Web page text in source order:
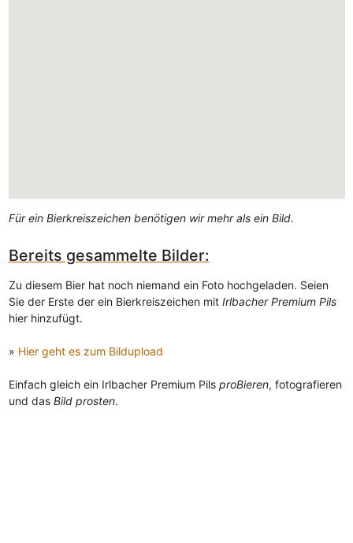
Für ein Bierkreiszeichen benötigen wir mehr als ein Bild.
Bereits gesammelte Bilder:
Zu diesem Bier hat noch niemand ein Foto hochgeladen. Seien
Sie der Erste der ein Bierkreiszeichen mit Irlbacher Premium Pils
hier hinzufügt.
» Hier geht es zum Bildupload
Einfach gleich ein Irlbacher Premium Pils proBieren, fotografieren
und das Bild prosten.